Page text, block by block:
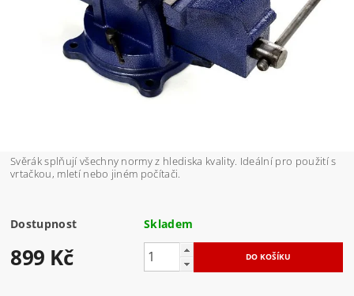
Svěrák splňují všechny normy z hlediska kvality. Ideální pro použití s
vrtačkou, mletí nebo jiném počítači.
Dostupnost Skladem
899 Kč